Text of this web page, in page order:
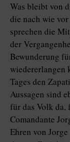
Was bleibt von
die nach wie
sprechen die
der
Bewunderung
wiedererlangen
Tages den
Aussagen sind
für das Volk da,
Comandante
Ehren von